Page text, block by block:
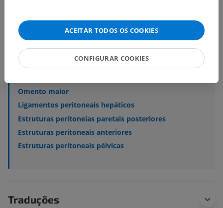
Cavidade abdomino-pélvica> Estruturas peritoneais
Estruturas subjacentes:
Mesentério
Mesocolo
Omento maior
Ligamentos peritoneais hepáticos
Estruturas peritoneias paretais posteriores
Estruturas peritoneais anteriores
Estruturas peritoneais pélvicas
Traduções
ACEITAR TODOS OS COOKIES
CONFIGURAR COOKIES